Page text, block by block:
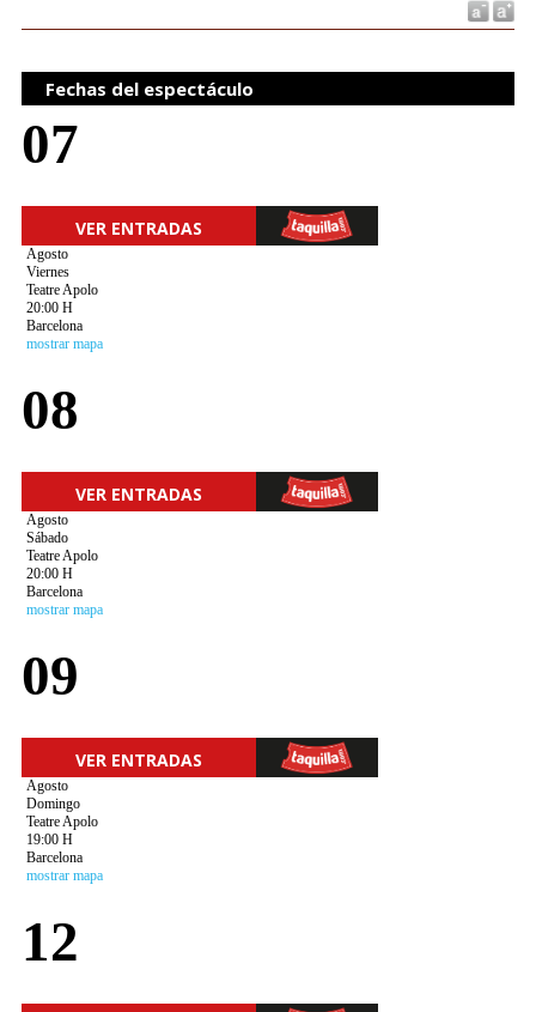
Fechas del espectáculo
07
VER ENTRADAS
Agosto
Viernes
Teatre Apolo
20:00 H
Barcelona
mostrar mapa
08
VER ENTRADAS
Agosto
Sábado
Teatre Apolo
20:00 H
Barcelona
mostrar mapa
09
VER ENTRADAS
Agosto
Domingo
Teatre Apolo
19:00 H
Barcelona
mostrar mapa
12